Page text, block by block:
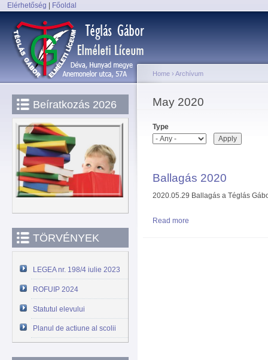
Elérhetőség Főoldal
Main menu
Beíratkozás 2026
TÖRVÉNYEK
LEGEA nr. 198/4 iulie 2023
ROFUIP 2024
Statutul elevului
Planul de actiune al scolii
You are here
Home › Archívum
May 2020
Type
Ballagás 2020
2020.05.29 Ballagás a Téglás
Read more